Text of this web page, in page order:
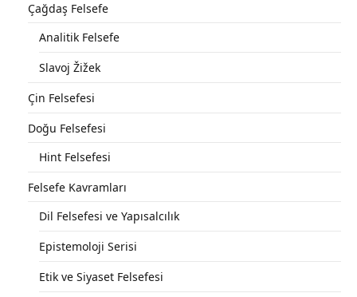
Çağdaş Felsefe
Analitik Felsefe
Slavoj Žižek
Çin Felsefesi
Doğu Felsefesi
Hint Felsefesi
Felsefe Kavramları
Dil Felsefesi ve Yapısalcılık
Epistemoloji Serisi
Etik ve Siyaset Felsefesi